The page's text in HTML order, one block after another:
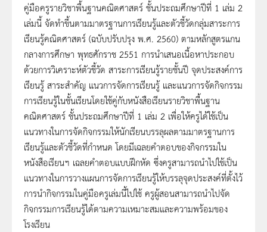
คู่มือครูรายวิชาพื้นฐานคณิตศาสตร์ ชั้นประถมศึกษาปีที่ 1 เล่ม 2
เล่มนี้ จัดทำขึ้นตามมาตรฐานการเรียนรู้และตัวชี้วัดกลุ่มสาระการ
เรียนรู้คณิตศาสตร์ (ฉบับปรับปรุง พ.ศ. 2560) ตามหลักสูตรแกน
กลางการศึกษา พุทธศักราช 2551 การนำเสนอเนื้อหาประกอบ
ด้วยการวิเคราะห์ตัวชี้วัด สาระการเรียนรู้รายชั้นปี จุดประสงค์การ
เรียนรู้ สาระสำคัญ แนวการจัดการเรียนรู้ และแนวการจัดกิจกรรม
การเรียนรู้ในชั้นเรียนโดยใช้คู่กับหนังสือเรียนรายวิชาพื้นฐาน
คณิตศาสตร์ ชั้นประถมศึกษาปีที่ 1 เล่ม 2 เพื่อให้ครูได้ใช้เป็น
แนวทางในการจัดกิจกรรมให้นักเรียนบรรลุผลตามมาตรฐานการ
เรียนรู้และตัวชี้วัดที่กำหนด โดยมีเฉลยคำตอบของกิจกรรมใน
หนังสือเรียนฯ เฉลยคำตอบแบบฝึกหัด ซึ่งครูสามารถนำไปใช้เป็น
แนวทางในการวางแผนการจัดการเรียนรู้ให้บรรลุจุดประสงค์ที่ตั้งไว้
การนำกิจกรรมในคู่มือครูเล่มนี้ไปใช้ ครูผู้สอนสามารถนำไปจัด
กิจกรรมการเรียนรู้ได้ตามความเหมาะสมและความพร้อมของ
โรงเรียน